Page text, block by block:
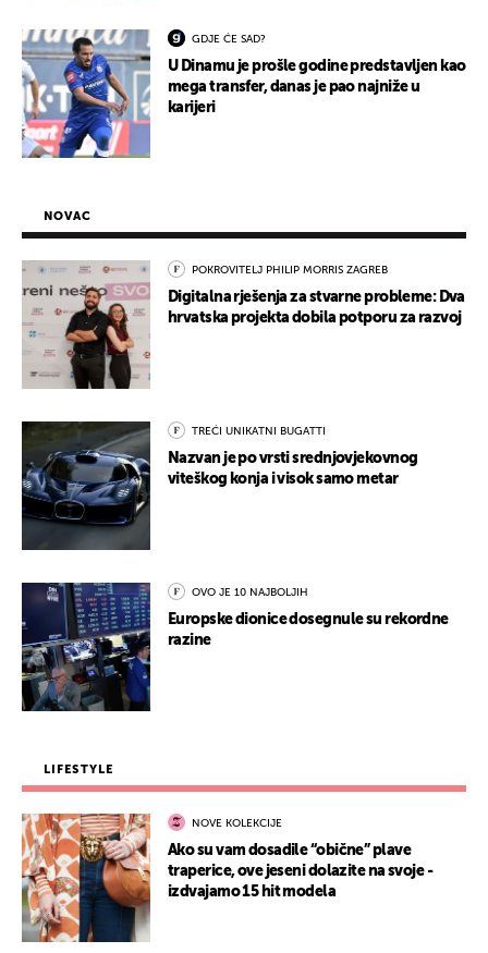
GDJE ĆE SAD?
U Dinamu je prošle godine predstavljen kao
mega transfer, danas je pao najniže u
karijeri
NOVAC
POKROVITELJ PHILIP MORRIS ZAGREB
Digitalna rješenja za stvarne probleme: Dva
hrvatska projekta dobila potporu za razvoj
TREĆI UNIKATNI BUGATTI
Nazvan je po vrsti srednjovjekovnog
viteškog konja i visok samo metar
OVO JE 10 NAJBOLJIH
Europske dionice dosegnule su rekordne
razine
LIFESTYLE
NOVE KOLEKCIJE
Ako su vam dosadile “obične” plave
traperice, ove jeseni dolazite na svoje -
izdvajamo 15 hit modela